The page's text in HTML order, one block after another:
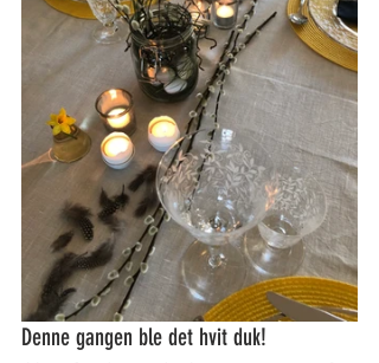
Denne gangen ble det hvit duk!